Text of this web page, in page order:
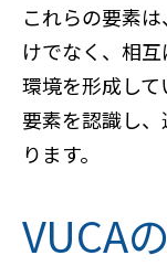
これらの要素
けでなく、相
環境を形成して
要素を認識し
ります。
VUCA